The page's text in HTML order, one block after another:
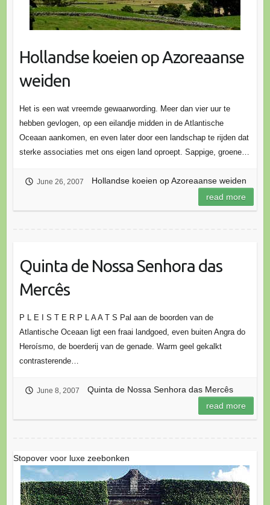
Hollandse koeien op Azoreaanse
weiden
Het is een wat vreemde gewaarwording. Meer dan vier uur te
hebben gevlogen, op een eilandje midden in de Atlantische
Oceaan aankomen, en even later door een landschap te rijden dat
sterke associaties met ons eigen land oproept. Sappige, groene…
June 26, 2007
Hollandse koeien op Azoreaanse weiden
read more
Quinta de Nossa Senhora das
Mercês
P L E I S T E R P L A A T S Pal aan de boorden van de
Atlantische Oceaan ligt een fraai landgoed, even buiten Angra do
Heroísmo, de boerderij van de genade. Warm geel gekalkt
contrasterende…
June 8, 2007
Quinta de Nossa Senhora das Mercês
read more
Stopover voor luxe zeebonken